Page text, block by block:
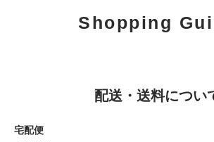
Shopping
配送・送料につい
宅配便